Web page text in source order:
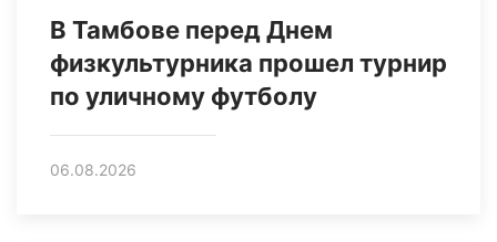
В Тамбове перед Днем
физкультурника прошел турнир
по уличному футболу
06.08.2026